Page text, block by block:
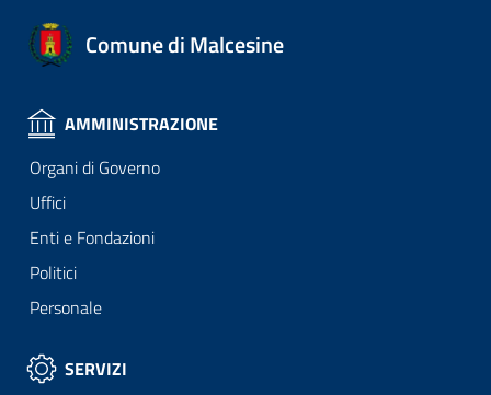
Comune di Malcesine
AMMINISTRAZIONE
Organi di Governo
Uffici
Enti e Fondazioni
Politici
Personale
SERVIZI